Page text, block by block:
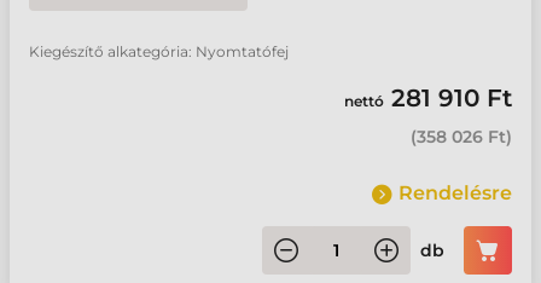
Kiegészítő alkategória: Nyomtatófej
nettó 281 910 Ft
(358 026 Ft)
Rendelésre
db